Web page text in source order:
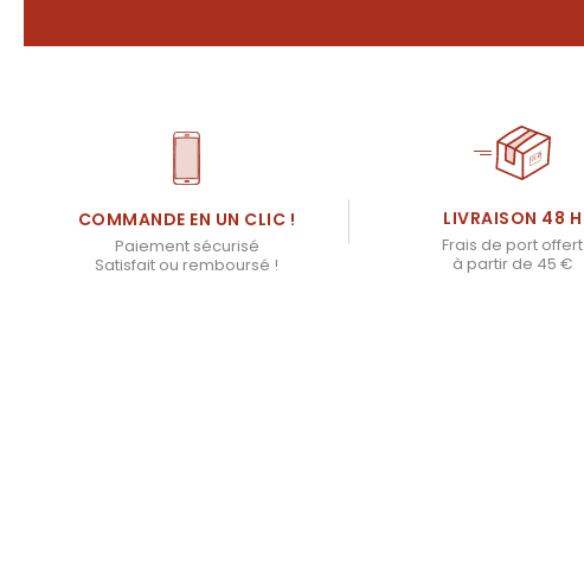
COMMANDE EN UN CLIC !
Paiement sécurisé
Satisfait ou remboursé !
LIVRAISON 48 H
Frais de port offert
à partir de 45 €